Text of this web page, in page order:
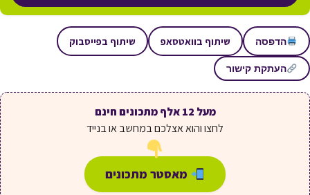
הדפסה שיתוף בוואטסאפ שיתוף בפייסבוק
העתקת קישור
מעל 12 אלף מתכונים חינם
לחצו והוא אצלכם במחשב או בנייד
מאסטר מתכונים